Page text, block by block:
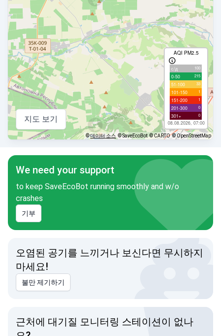
AQI PM2.5
с/д 100
0-50 215
51-100 33
101-150 1
151-200 1
201-300 0
301+ 0
08.08.2026, 07:00
지도 보기
©데이터 소스 © SaveEcoBot © CARTO © OpenStreetMap
We need your support
to keep SaveEcoBot running smoothly and w/o
crashes
기부
오염된 공기를 느끼거나 보신다면 무시하지
마세요!
불만 제기하기
근처에 대기질 모니터링 스테이션이 없나